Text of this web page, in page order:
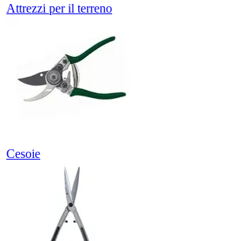
Attrezzi per il terreno
Cesoie